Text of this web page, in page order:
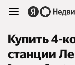
Купить 4-
станции